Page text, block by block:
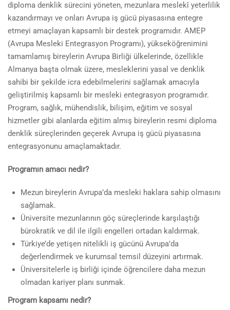
diploma denklik sürecini yöneten, mezunlara meslekî yeterlilik
kazandırmayı ve onları Avrupa iş gücü piyasasına entegre
etmeyi amaçlayan kapsamlı bir destek programıdır. AMEP
(Avrupa Mesleki Entegrasyon Programı), yükseköğrenimini
tamamlamış bireylerin Avrupa Birliği ülkelerinde, özellikle
Almanya başta olmak üzere, mesleklerini yasal ve denklik
sahibi bir şekilde icra edebilmelerini sağlamak amacıyla
geliştirilmiş kapsamlı bir mesleki entegrasyon programıdır.
Program, sağlık, mühendislik, bilişim, eğitim ve sosyal
hizmetler gibi alanlarda eğitim almış bireylerin resmi diploma
denklik süreçlerinden geçerek Avrupa iş gücü piyasasına
entegrasyonunu amaçlamaktadır.
Programın amacı nedir?
Mezun bireylerin Avrupa’da mesleki haklara sahip olmasını
sağlamak.
Üniversite mezunlarının göç süreçlerinde karşılaştığı
bürokratik ve dil ile ilgili engelleri ortadan kaldırmak.
Türkiye’de yetişen nitelikli iş gücünü Avrupa’da
değerlendirmek ve kurumsal temsil düzeyini artırmak.
Üniversitelerle iş birliği içinde öğrencilere daha mezun
olmadan kariyer planı sunmak.
Program kapsamı nedir?